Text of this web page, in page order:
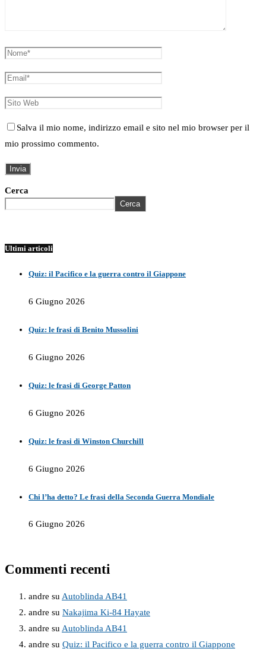
Salva il mio nome, indirizzo email e sito nel mio browser per il
mio prossimo commento.
Cerca
Cerca
Ultimi articoli
Quiz: il Pacifico e la guerra contro il Giappone
6 Giugno 2026
Quiz: le frasi di Benito Mussolini
6 Giugno 2026
Quiz: le frasi di George Patton
6 Giugno 2026
Quiz: le frasi di Winston Churchill
6 Giugno 2026
Chi l’ha detto? Le frasi della Seconda Guerra Mondiale
6 Giugno 2026
Commenti recenti
andre su Autoblinda AB41
andre su Nakajima Ki-84 Hayate
andre su Autoblinda AB41
andre su Quiz: il Pacifico e la guerra contro il Giappone